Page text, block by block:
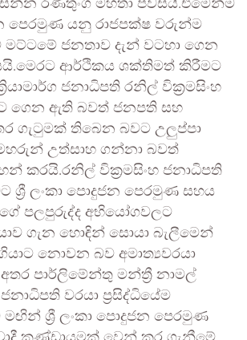
රණතුංග මහතා පවසයි.එමෙන්ම
පෙරමුණ යනු රාජපක්ෂ වරුන්ම
ජනතාව දැන් වටහා ගෙන
ආර්ථිකය ශක්තිමත් කිරීමට
ජනාධිපති රනිල් වික්‍රමසිංහ
ගෙන ඇති බවත් ජනපති සහ
ගැටුමක් තිබෙන බවට උලුප්පා
උත්සාහ ගන්නා බවත්
කරයි.රනිල් වික්‍රමසිංහ ජනාධිපති
ශ්‍රී ලංකා පොදුජන පෙරමුණ සහය
පලපුරුද්ද අභියෝගවලට
ගැන හොඳින් සොයා බැලීමෙන්
නොවන බව අමාත්‍යවරයා
අතර පාර්ලිමේන්තු මන්ත්‍රී නාමල්
වරයා ප්‍රසිද්ධියේම
ශ්‍රී ලංකා පොදුජන පෙරමුණ